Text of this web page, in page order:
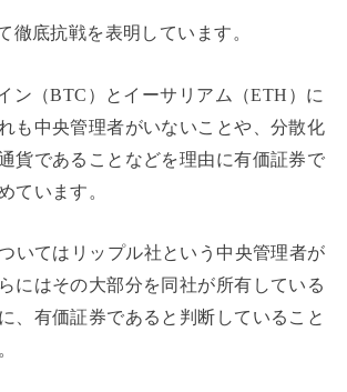
徹底抗戦を表明しています。
ン（BTC）とイーサリアム（ETH）に
も中央管理者がいないことや、分散化
貨であることなどを理由に有価証券で
ています。
いてはリップル社という中央管理者が
にはその大部分を同社が所有している
、有価証券であると判断していること